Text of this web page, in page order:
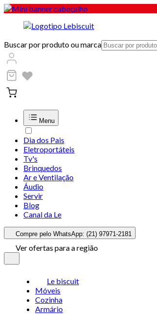
Buscar por produto ou marca
Menu
Dia dos Pais
Eletroportáteis
Tv's
Brinquedos
Ar e Ventilação
Áudio
Servir
Blog
Canal da Le
Compre pelo WhatsApp: (21) 97971-2181
Ver ofertas para a região
Le biscuit
Móveis
Cozinha
Armário